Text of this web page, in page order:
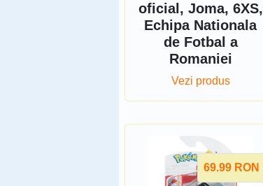
oficial, Joma, 6XS,
Echipa Nationala
de Fotbal a
Romaniei
Vezi produs
69.99 RON